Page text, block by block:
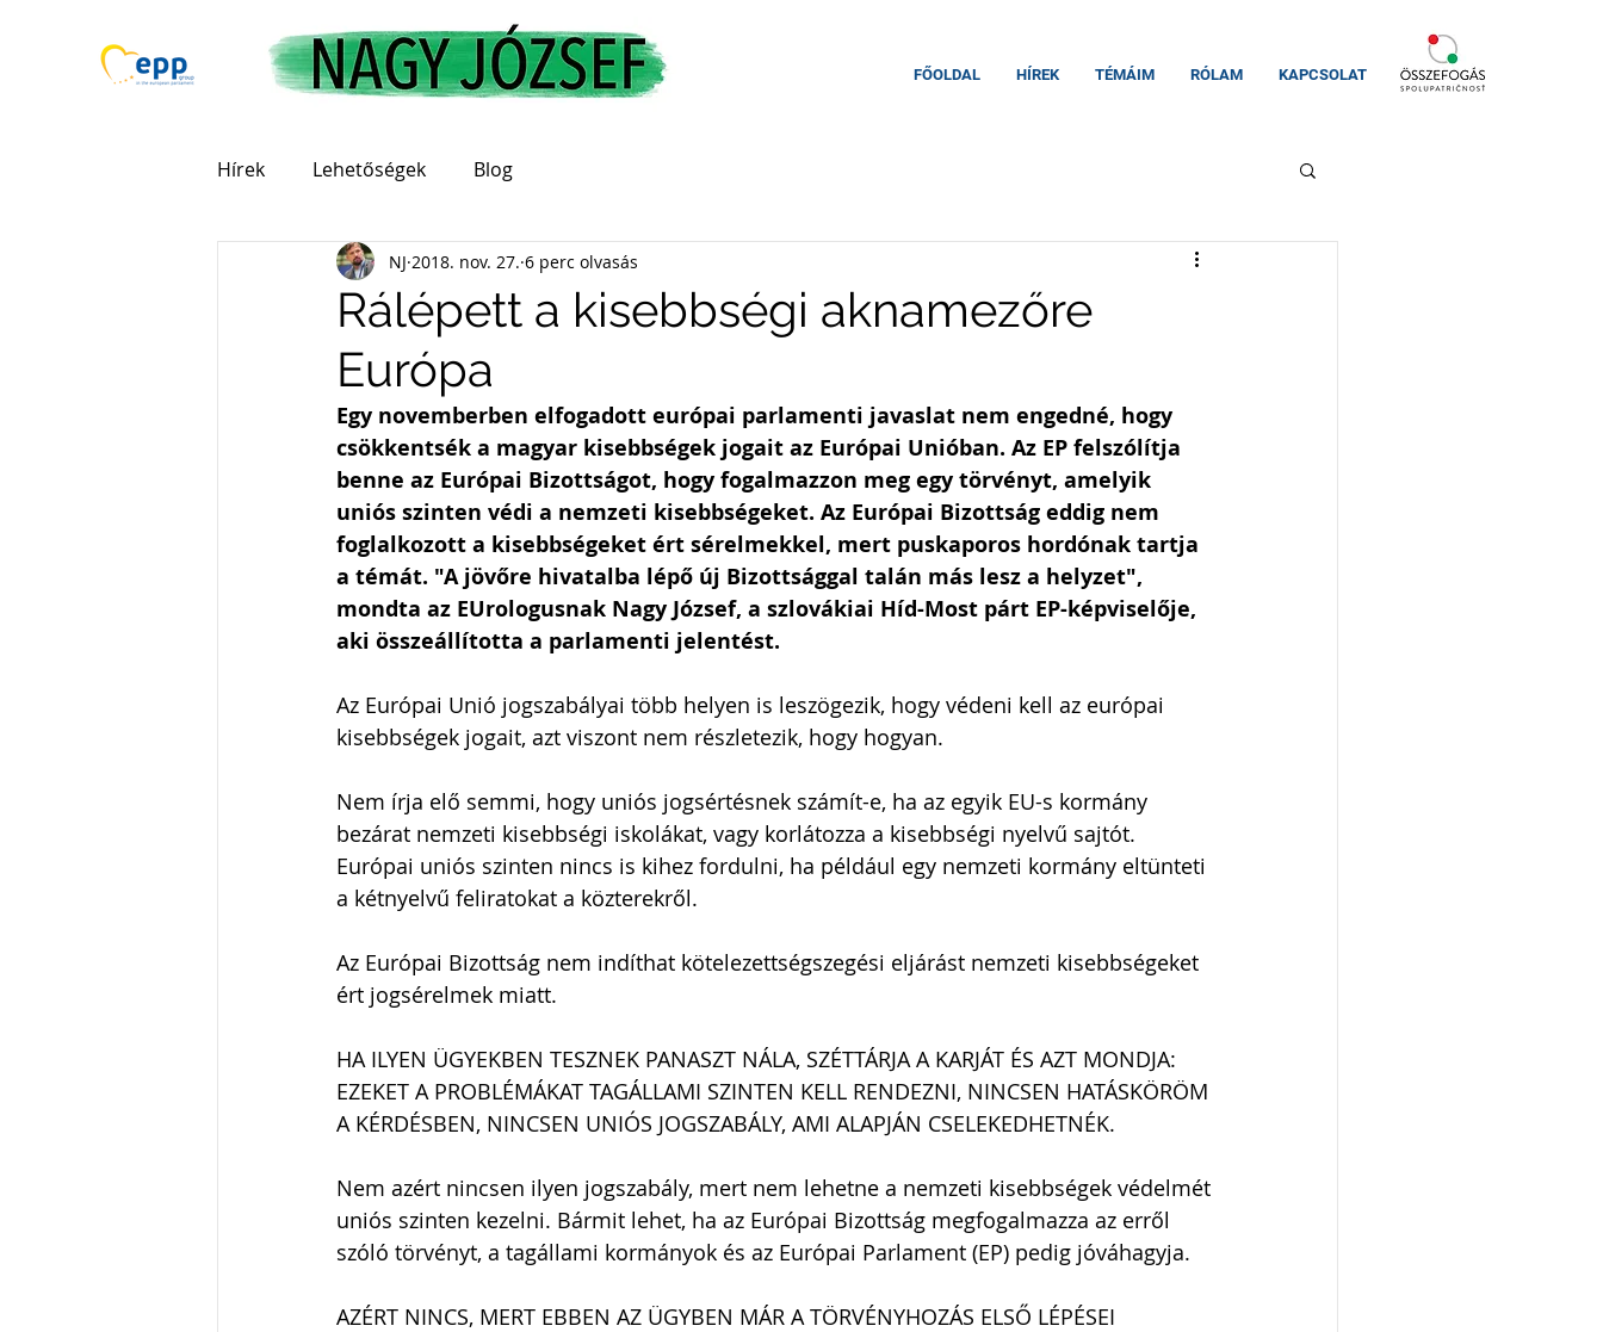
FŐOLDAL HÍREK TÉMÁIM RÓLAM KAPCSOLAT
Hírek Lehetőségek Blog
Rálépett a kisebbségi aknamezőre
Európa
NJ 2018. nov. 27. 6 perc olvasás
Egy novemberben elfogadott európai parlamenti javaslat nem engedné, hogy
csökkentsék a magyar kisebbségek jogait az Európai Unióban. Az EP felszólítja
benne az Európai Bizottságot, hogy fogalmazzon meg egy törvényt, amelyik
uniós szinten védi a nemzeti kisebbségeket. Az Európai Bizottság eddig nem
foglalkozott a kisebbségeket ért sérelmekkel, mert puskaporos hordónak tartja
a témát. "A jövőre hivatalba lépő új Bizottsággal talán más lesz a helyzet",
mondta az EUrologusnak Nagy József, a szlovákiai Híd-Most párt EP-képviselője,
aki összeállította a parlamenti jelentést.
Az Európai Unió jogszabályai több helyen is leszögezik, hogy védeni kell az európai
kisebbségek jogait, azt viszont nem részletezik, hogy hogyan.
Nem írja elő semmi, hogy uniós jogsértésnek számít-e, ha az egyik EU-s kormány
bezárat nemzeti kisebbségi iskolákat, vagy korlátozza a kisebbségi nyelvű sajtót.
Európai uniós szinten nincs is kihez fordulni, ha például egy nemzeti kormány eltünteti
a kétnyelvű feliratokat a közterekről.
Az Európai Bizottság nem indíthat kötelezettségszegési eljárást nemzeti kisebbségeket
ért jogsérelmek miatt.
HA ILYEN ÜGYEKBEN TESZNEK PANASZT NÁLA, SZÉTTÁRJA A KARJÁT ÉS AZT MONDJA:
EZEKET A PROBLÉMÁKAT TAGÁLLAMI SZINTEN KELL RENDEZNI, NINCSEN HATÁSKÖRÖM
A KÉRDÉSBEN, NINCSEN UNIÓS JOGSZABÁLY, AMI ALAPJÁN CSELEKEDHETNÉK.
Nem azért nincsen ilyen jogszabály, mert nem lehetne a nemzeti kisebbségek védelmét
uniós szinten kezelni. Bármit lehet, ha az Európai Bizottság megfogalmazza az erről
szóló törvényt, a tagállami kormányok és az Európai Parlament (EP) pedig jóváhagyja.
AZÉRT NINCS, MERT EBBEN AZ ÜGYBEN MÁR A TÖRVÉNYHOZÁS ELSŐ LÉPÉSEI